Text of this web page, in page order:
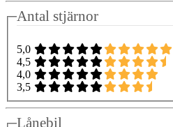
Antal stjärnor
5,0
4,5
4,0
3,5
Lånebil